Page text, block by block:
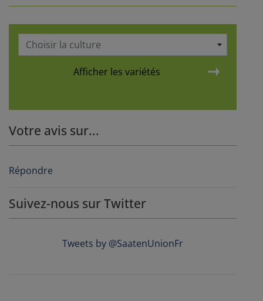
Choisir la culture
Afficher les variétés
Votre avis sur...
Répondre
Suivez-nous sur Twitter
Tweets by @SaatenUnionFr